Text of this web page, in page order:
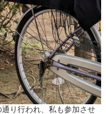
り行われ、私も参加させ